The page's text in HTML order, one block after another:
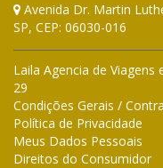
Avenida Dr. Martin
SP, CEP: 06030-016
Laila Agencia de Viagens
29
Condições Gerais /
Política de Privacidade
Meus Dados Pessoais
Direitos do Consumidor